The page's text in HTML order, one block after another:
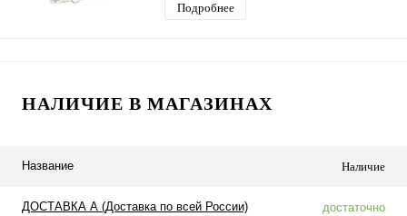
Подробнее
НАЛИЧИЕ В МАГАЗИНАХ
Название Наличие
ДОСТАВКА А (Доставка по всей России) достаточно